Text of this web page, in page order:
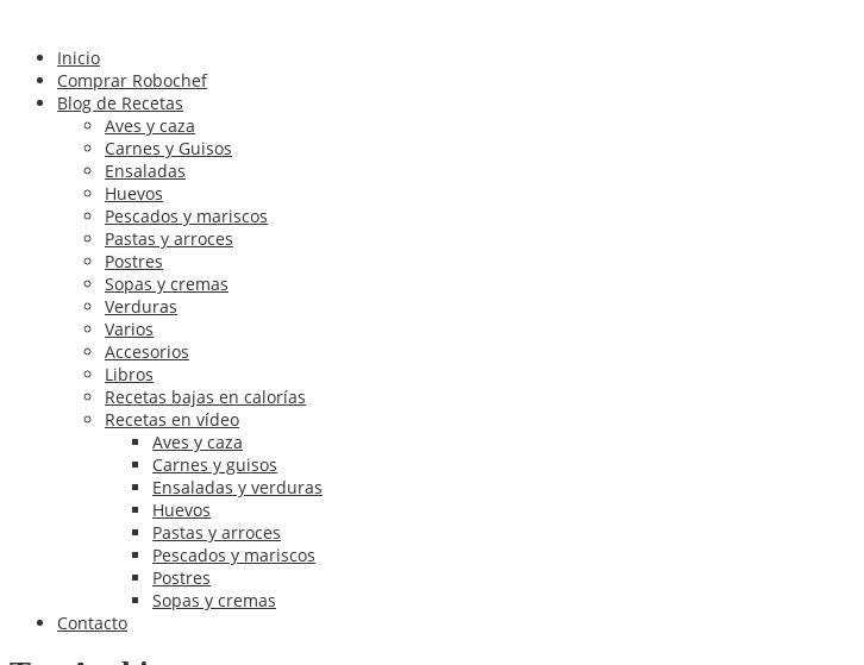
Inicio
Comprar Robochef
Blog de Recetas
Aves y caza
Carnes y Guisos
Ensaladas
Huevos
Pescados y mariscos
Pastas y arroces
Postres
Sopas y cremas
Verduras
Varios
Accesorios
Libros
Recetas bajas en calorías
Recetas en vídeo
Aves y caza
Carnes y guisos
Ensaladas y verduras
Huevos
Pastas y arroces
Pescados y mariscos
Postres
Sopas y cremas
Contacto